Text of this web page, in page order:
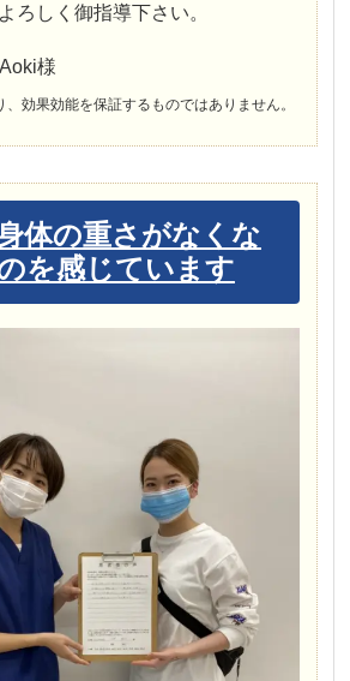
ろしく御指導下さい。
様
効果効能を保証するものではありません。
体の重さがなくな
を感じています